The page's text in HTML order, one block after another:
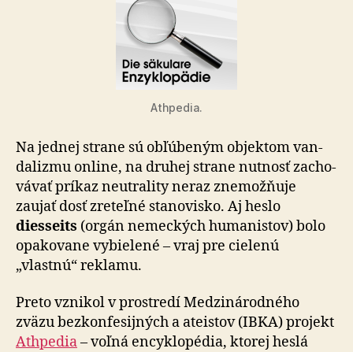
Athpedia.
Na jednej strane sú obľúbeným objektom van­
da­lizmu on­line, na druhej strane nutnosť za­cho­
vá­vať príkaz neu­tra­lity neraz zne­mož­ňuje
zaujať dosť zre­teľné sta­no­visko. Aj heslo
diesseits (orgán ne­mec­kých hu­ma­nistov) bolo
opa­ko­va­ne vy­bie­lené – vraj pre cie­lenú
„vlastnú“ reklamu.
Preto vznikol v prostredí Medzi­ná­rod­ného
zväzu bez­kon­fe­sij­ných a ateistov (IBKA) pro­jekt
Athpedia– voľná ency­klo­pédia, ktorej heslá